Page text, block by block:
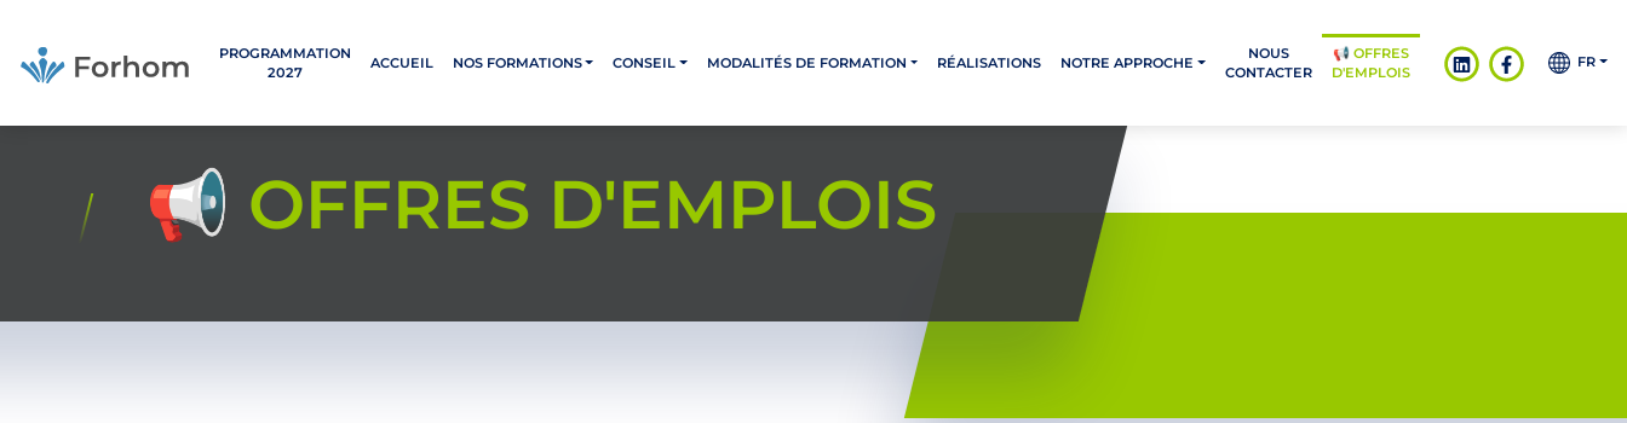
contenu
principal
PROGRAMMATION
2027
ACCUEIL NOS FORMATIONS CONSEIL MODALITÉS DE FORMATION RÉALISATIONS NOTRE APPROCHE
NOUS
CONTACTER
📢 OFFRES
D'EMPLOIS
FR
📢 OFFRES D'EMPLOIS